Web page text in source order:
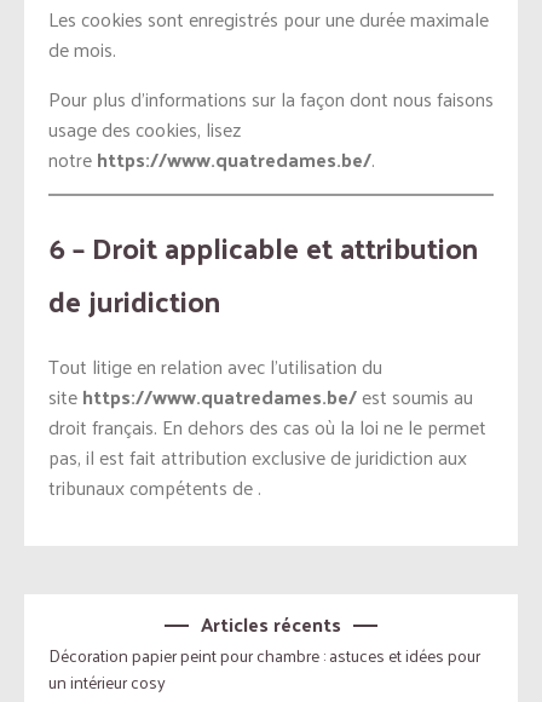
Les cookies sont enregistrés pour une durée maximale
de mois.
Pour plus d’informations sur la façon dont nous faisons
usage des cookies, lisez
notrehttps://www.quatredames.be/.
6 – Droit applicable et attribution
de juridiction
Tout litige en relation avec l’utilisation du
sitehttps://www.quatredames.be/est soumis au
droit français. En dehors des cas où la loi ne le permet
pas, il est fait attribution exclusive de juridiction aux
tribunaux compétents de .
Articles récents
Décoration papier peint pour chambre : astuces et idées pour
un intérieur cosy